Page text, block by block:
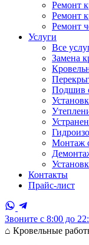
Ремонт
Ремонт
Ремонт
Услуги
Все
Замена
Подшив
Монтаж
Контакты
Прайс-лист
Звоните с 8:00 до
⌂ Кровельные